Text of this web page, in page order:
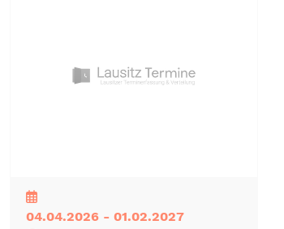
04.04.2026 - 01.02.2027